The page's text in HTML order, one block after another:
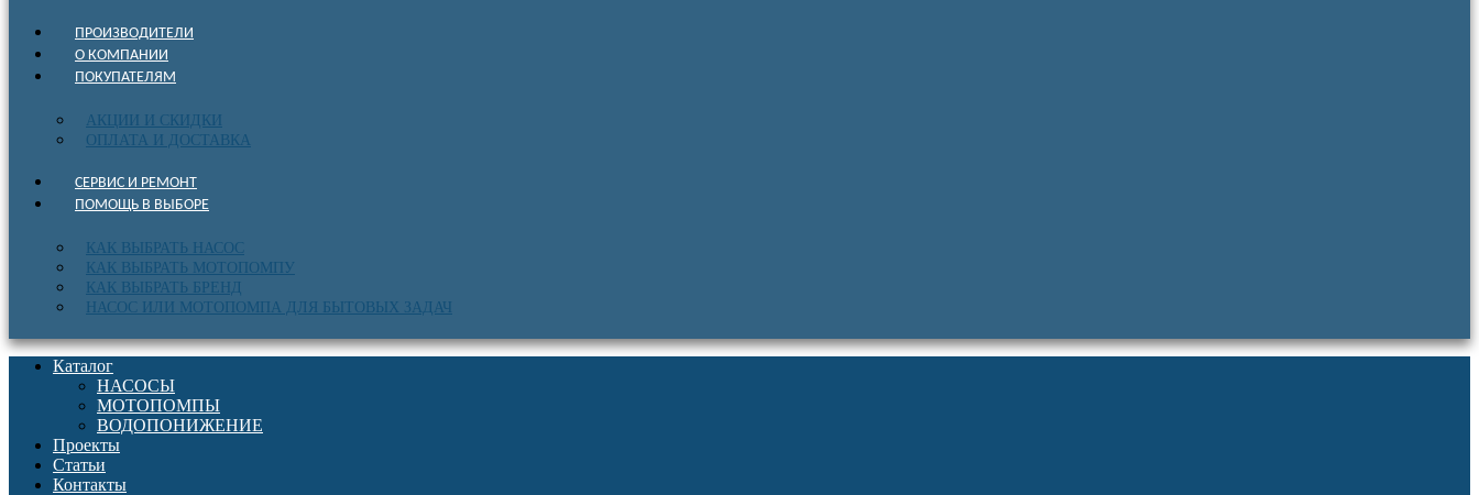
ПРОИЗВОДИТЕЛИ
О КОМПАНИИ
ПОКУПАТЕЛЯМ
АКЦИИ И СКИДКИ
ОПЛАТА И ДОСТАВКА
СЕРВИС И РЕМОНТ
ПОМОЩЬ В ВЫБОРЕ
КАК ВЫБРАТЬ НАСОС
КАК ВЫБРАТЬ МОТОПОМПУ
КАК ВЫБРАТЬ БРЕНД
НАСОС ИЛИ МОТОПОМПА ДЛЯ БЫТОВЫХ ЗАДАЧ
Каталог
НАСОСЫ
МОТОПОМПЫ
ВОДОПОНИЖЕНИЕ
Проекты
Статьи
Контакты